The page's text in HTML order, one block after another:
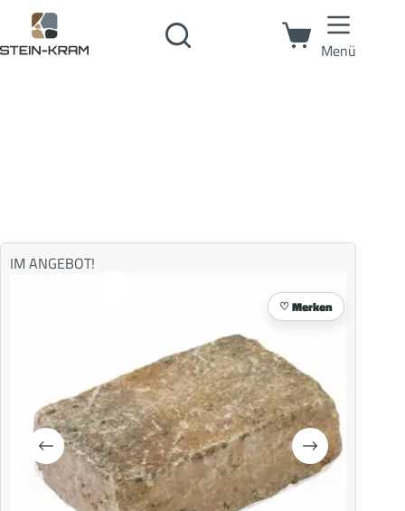
Menü
IM ANGEBOT!
Merken